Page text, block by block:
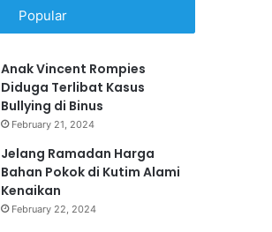
Popular
Anak Vincent Rompies
Diduga Terlibat Kasus
Bullying di Binus
February 21, 2024
Jelang Ramadan Harga
Bahan Pokok di Kutim Alami
Kenaikan
February 22, 2024